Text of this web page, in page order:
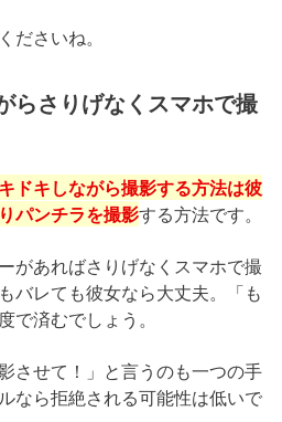
ださいね。
らさりげなくスマホで撮
ドキしながら撮影する方法は彼
パンチラを撮影する方法です。
があればさりげなくスマホで撮
バレても彼女なら大丈夫。「も
で済むでしょう。
させて！」と言うのも一つの手
なら拒絶される可能性は低いで